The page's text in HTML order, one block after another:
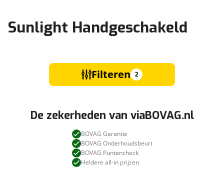
Sunlight Handgeschakeld
Filteren 2
De zekerheden van viaBOVAG.nl
BOVAG Garantie
BOVAG Onderhoudsbeurt
BOVAG Puntencheck
Heldere all-in prijzen